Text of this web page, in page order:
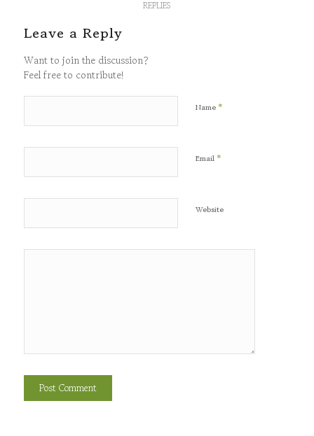
REPLIES
Leave a Reply
Want to join the discussion?
Feel free to contribute!
Name *
Email *
Website